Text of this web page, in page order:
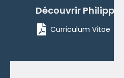
Découvrir Philippe
Curriculum Vitae